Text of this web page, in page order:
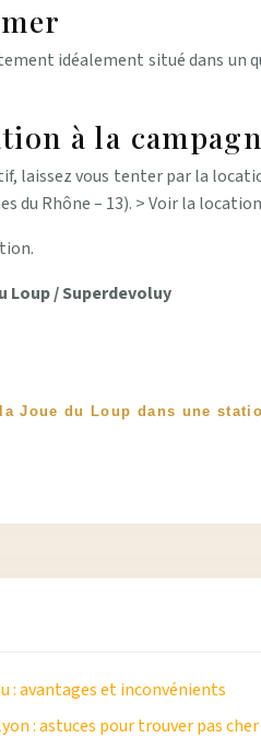
idéalement situé dans un
à la
laissez vous tenter par la
du Rhône – 13). > Voir la location
Loup / Superdevoluy
Joue du Loup dans une
: avantages et inconvénients
: astuces pour trouver pas cher